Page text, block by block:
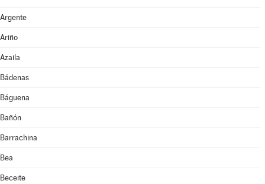
Argente
Ariño
Azaila
Bádenas
Báguena
Bañón
Barrachina
Bea
Beceite